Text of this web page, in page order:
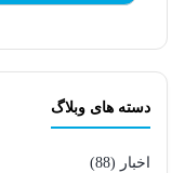
دسته های وبلاگ
اخبار (88)